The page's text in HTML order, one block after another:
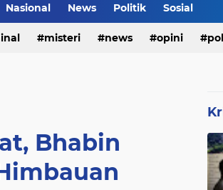
Rumah Bapak Sirajudin
Nasional News Politik Sosial
misteri news opini
Bhabin